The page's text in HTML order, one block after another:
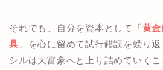
それでも、自分を資本として「黄
具 」を心に留めて試行錯誤を繰り
シルは大富豪へと上り詰めていく